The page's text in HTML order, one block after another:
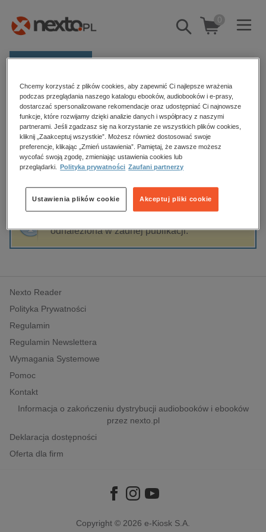
Pokaż/schowaj
wyszukiwarkę
0
Kategorie
Zobacz wszystkie E-prasa
budownictwo, aranżacja wnętrz
biznesowe, branżowe, gospodarka
dzienniki
edukacja
hobby, sport, rozrywka
komputery, internet, technologie, informatyka
polityka, społeczno-informacyjne
psychologiczne
inne
popularno-naukowe
historia
Strona główna Michał Nosowski
Michał Nosowski
Sortowanie Filtrowanie
odnaleziona w żadnej publikacji.
Nexto Reader
Polityka Prywatności
Regulamin
Regulamin Newslettera
Wymagania Systemowe
Pomoc
Kontakt
Informacja o zakończeniu dystrybucji audiobooków i ebooków
przez nexto.pl
Deklaracja dostępności
Oferta dla firm
Copyright © 2026 e-Kiosk S.A.
Chcemy korzystać z plików cookies, aby zapewnić Ci najlepsze wrażenia
podczas przeglądania naszego katalogu ebooków, audiobooków i e-prasy,
dostarczać spersonalizowane rekomendacje oraz udostępniać Ci najnowsze
funkcje, które rozwijamy dzięki analizie danych i współpracy z naszymi
partnerami. Jeśli zgadzasz się na korzystanie ze wszystkich plików cookies,
kliknij „Zaakceptuj wszystkie”. Możesz również dostosować swoje
preferencje, klikając „Zmień ustawienia”. Pamiętaj, że zawsze możesz
wycofać swoją zgodę, zmieniając ustawienia cookies lub
przeglądarki.
Polityka prywatności Zaufani partnerzy
Akceptuj pliki cookie
Ustawienia plików cookie